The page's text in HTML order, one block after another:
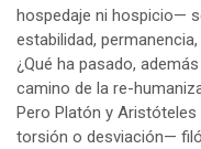
hospedaje ni hospicio—
estabilidad,
¿Qué ha pasado,
camino de la re-
Pero Platón y
torsión o desviación—